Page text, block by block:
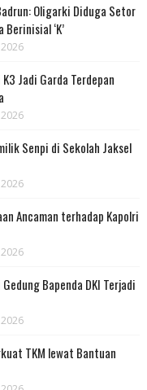
Oligarki Diduga Setor
‘K’
Jadi Garda Terdepan
Senpi di Sekolah Jaksel
Ancaman terhadap Kapolri
Bapenda DKI Terjadi
TKM lewat Bantuan